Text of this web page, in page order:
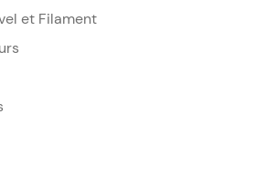
et Filament